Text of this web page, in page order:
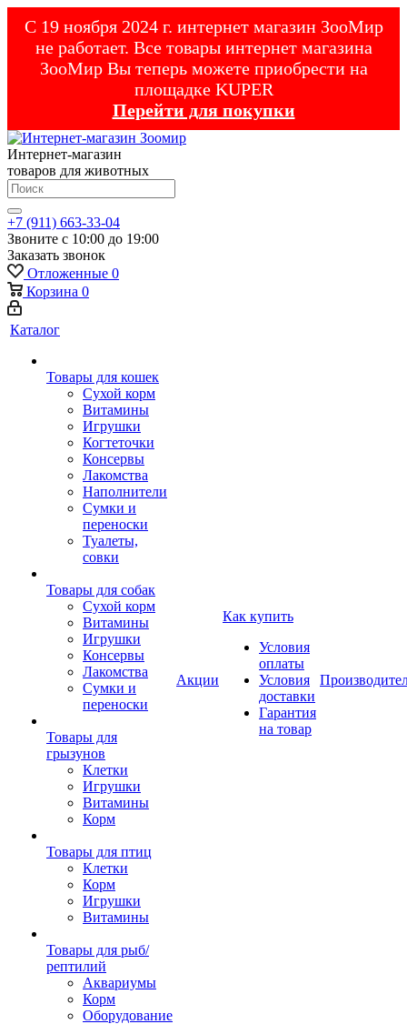
С 19 ноября 2024 г. интернет магазин ЗооМир
не работает. Все товары интернет магазина
ЗооМир Вы теперь можете приобрести на
площадке KUPER
Перейти для покупки
Интернет-магазин
товаров для животных
+7 (911) 663-33-04
Звоните с 10:00 до 19:00
Заказать звонок
Отложенные 0
Корзина 0
Каталог
Товары для кошек
Cухой корм
Витамины
Игрушки
Когтеточки
Консервы
Лакомства
Наполнители
Сумки и
переноски
Туалеты,
совки
Товары для собак
Cухой корм
Витамины
Игрушки
Консервы
Лакомства
Сумки и
переноски
Товары для
грызунов
Клетки
Игрушки
Витамины
Корм
Товары для птиц
Клетки
Корм
Игрушки
Витамины
Товары для рыб/
рептилий
Аквариумы
Корм
Оборудование
Акции
Как купить
Условия
оплаты
Условия
доставки
Гарантия
на товар